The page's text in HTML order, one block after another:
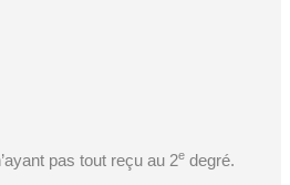
pas tout reçu au 2e degré.